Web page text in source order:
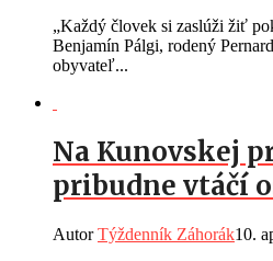
„Každý človek si zaslúži žiť
Benjamín Pálgi, rodený
obyvateľ...
Na Kunovskej
pribudne vtáčí
AutorTýždenník Záhorák10.